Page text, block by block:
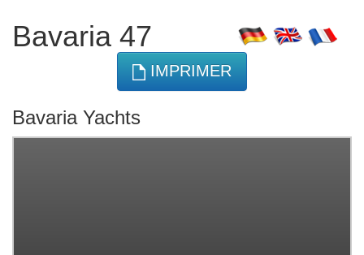
Bavaria 47
IMPRIMER
Bavaria Yachts